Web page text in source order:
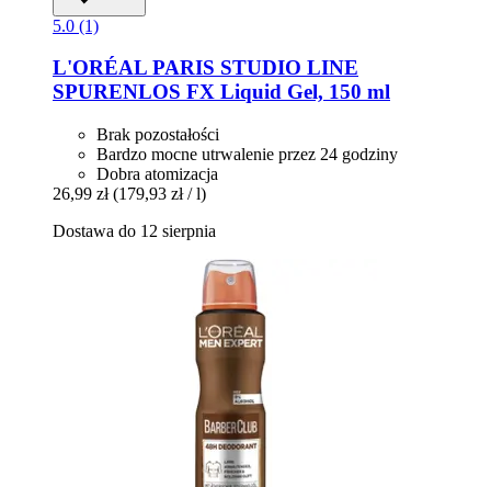
5.0 (1)
L'ORÉAL PARIS STUDIO LINE
SPURENLOS FX Liquid Gel, 150 ml
Brak pozostałości
Bardzo mocne utrwalenie przez 24 godziny
Dobra atomizacja
26,99 zł (179,93 zł / l)
Dostawa do 12 sierpnia